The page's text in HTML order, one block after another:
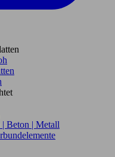
Beton | Metall